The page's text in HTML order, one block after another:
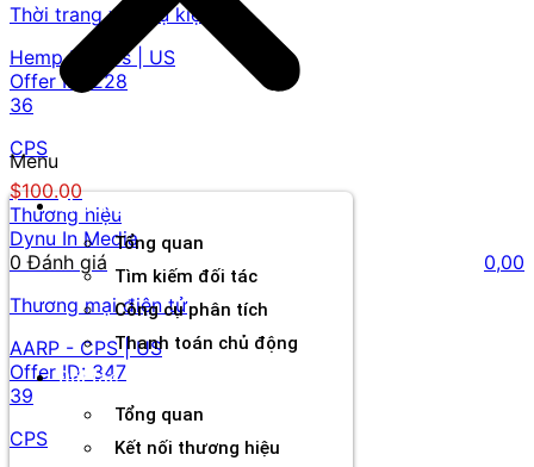
Menu
Thương hiệu
Tổng quan
Tìm kiếm đối tác
Công cụ phân tích
Thanh toán chủ động
Đối tác
Tổng quan
Kết nối thương hiệu
Thời trang và phụ kiện
Hemp Bombs | US
Offer ID:
228
36
CPS
$100.00
Thương hiệu
Dynu In Media
0 Đánh giá
0,00
Thương mại điện tử
AARP - CPS | US
Offer ID: 347
39
CPS